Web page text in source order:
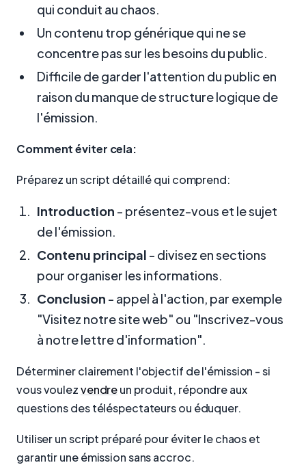
qui conduit au chaos.
Un contenu trop générique qui ne se
concentre pas sur les besoins du public.
Difficile de garder l'attention du public en
raison du manque de structure logique de
l'émission.
Comment éviter cela:
Préparez un script détaillé qui comprend:
Introduction - présentez-vous et le sujet
de l'émission.
Contenu principal - divisez en sections
pour organiser les informations.
Conclusion - appel à l'action, par exemple
"Visitez notre site web" ou "Inscrivez-vous
à notre lettre d'information".
Déterminer clairement l'objectif de l'émission - si
vous voulezvendreun produit, répondre aux
questions des téléspectateurs ou éduquer.
Utiliser un script préparé pour éviter le chaos et
garantir une émission sans accroc.